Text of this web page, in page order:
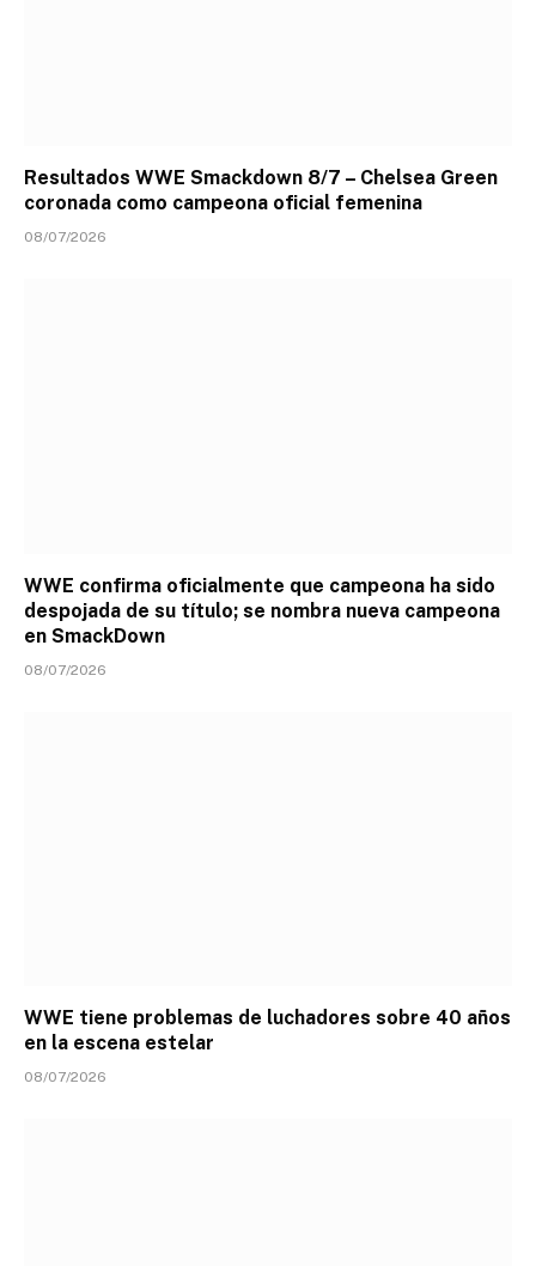
Resultados WWE Smackdown 8/7 – Chelsea Green
coronada como campeona oficial femenina
08/07/2026
WWE confirma oficialmente que campeona ha sido
despojada de su título; se nombra nueva campeona
en SmackDown
08/07/2026
WWE tiene problemas de luchadores sobre 40 años
en la escena estelar
08/07/2026